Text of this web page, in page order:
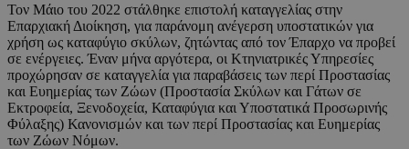
Τον Μάιο του 2022 στάλθηκε επιστολή καταγγελίας στην
Επαρχιακή Διοίκηση, για παράνομη ανέγερση υποστατικών για
χρήση ως καταφύγιο σκύλων, ζητώντας από τον Έπαρχο να προβεί
σε ενέργειες. Έναν μήνα αργότερα, οι Κτηνιατρικές Υπηρεσίες
προχώρησαν σε καταγγελία για παραβάσεις των περί Προστασίας
και Ευημερίας των Ζώων (Προστασία Σκύλων και Γάτων σε
Εκτροφεία, Ξενοδοχεία, Καταφύγια και Υποστατικά Προσωρινής
Φύλαξης) Κανονισμών και των περί Προστασίας και Ευημερίας
των Ζώων Νόμων.